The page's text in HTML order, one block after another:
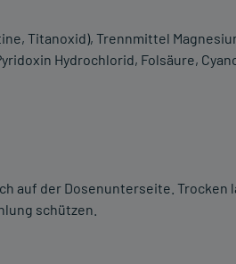
Titanoxid), Trennmittel
Hydrochlorid, Folsäure,
auf der Dosenunterseite. Trocken
schützen.